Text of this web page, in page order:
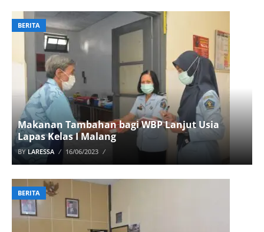
BERITA
Makanan Tambahan bagi WBP Lanjut Usia
Lapas Kelas I Malang
BYLARESSA 16/06/2023
BERITA